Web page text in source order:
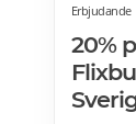
Erbjudande
20%